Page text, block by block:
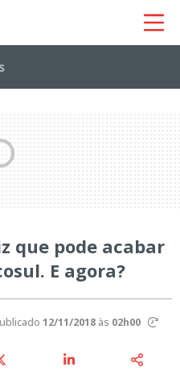
que pode acabar
E agora?
12/11/2018às 02h00